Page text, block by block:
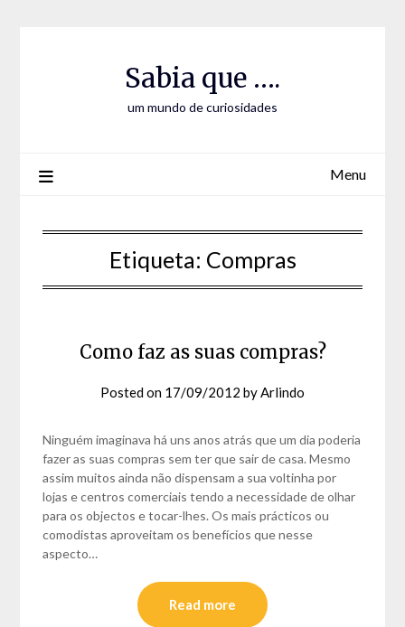
Sabia que ….
um mundo de curiosidades
Menu
Etiqueta: Compras
Como faz as suas compras?
Posted on 17/09/2012 byArlindo
Ninguém imaginava há uns anos atrás que um dia poderia
fazer as suas compras sem ter que sair de casa. Mesmo
assim muitos ainda não dispensam a sua voltinha por
lojas e centros comerciais tendo a necessidade de olhar
para os objectos e tocar-lhes. Os mais prácticos ou
comodistas aproveitam os benefícios que nesse
aspecto…
Read more